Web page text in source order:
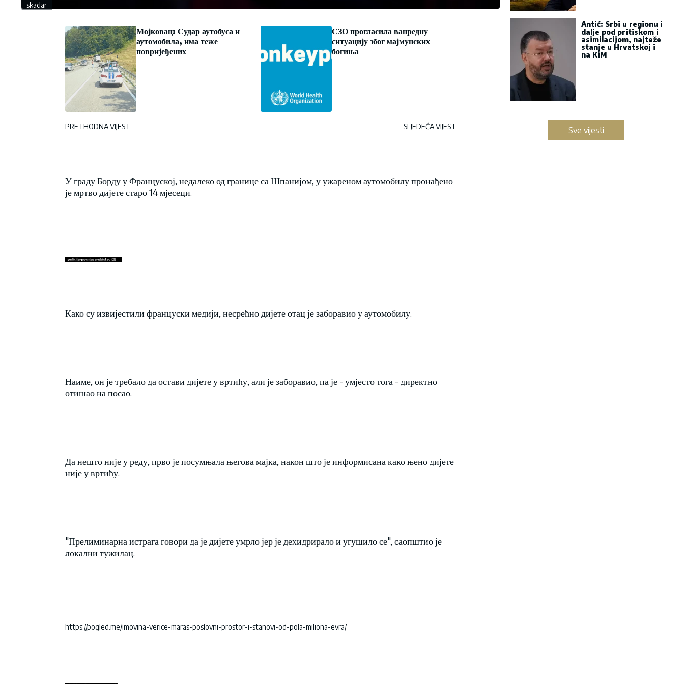
skadar
Мојковац: Судар аутобуса и
аутомобила, има теже
повријеђених
PRETHODNA VIJEST
СЗО прогласила ванредну
ситуацију због мајмунских
богиња
SLJEDEĆA VIJEST
У граду Борду у Француској, недалеко од границе са Шпанијом, у ужареном аутомобилу пронађено
је мртво дијете старо 14 мјесеци.
Како су извијестили француски медији, несрећно дијете отац је заборавио у аутомобилу.
Наиме, он је требало да остави дијете у вртићу, али је заборавио, па је - умјесто тога - директно
отишао на посао.
Да нешто није у реду, прво је посумњала његова мајка, након што је информисана како њено дијете
није у вртићу.
"Прелиминарна истрага говори да је дијете умрло јер је дехидрирало и угушило се", саопштио је
локални тужилац.
https://pogled.me/imovina-verice-maras-poslovni-prostor-i-stanovi-od-pola-miliona-evra/
Antić: Srbi u regionu i
dalje pod pritiskom i
asimilacijom, najteže
stanje u Hrvatskoj i
na KiM
Sve vijesti